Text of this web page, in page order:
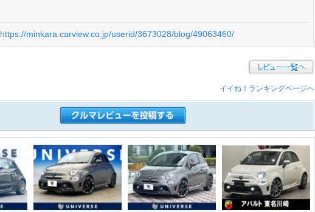
https://minkara.carview.co.jp/userid/3673028/blog/49063460/
イイね！ランキングページへ